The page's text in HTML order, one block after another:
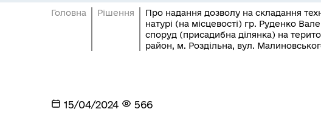
Головна Рішення
Про надання дозволу на складання
натурі (на місцевості) гр. Руденко
споруд (присадибна ділянка) на
район, м. Роздільна, вул.
15/04/2024 566